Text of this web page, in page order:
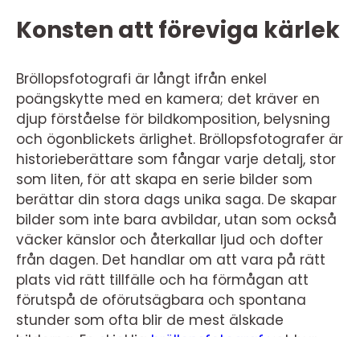
Konsten att föreviga kärlek
Bröllopsfotografi är långt ifrån enkel
poängskytte med en kamera; det kräver en
djup förståelse för bildkomposition, belysning
och ögonblickets ärlighet. Bröllopsfotografer är
historieberättare som fångar varje detalj, stor
som liten, för att skapa en serie bilder som
berättar din stora dags unika saga. De skapar
bilder som inte bara avbildar, utan som också
väcker känslor och återkallar ljud och dofter
från dagen. Det handlar om att vara på rätt
plats vid rätt tillfälle och ha förmågan att
förutspå de oförutsägbara och spontana
stunder som ofta blir de mest älskade